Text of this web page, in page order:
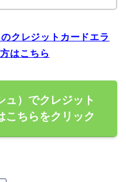
クレジットカードエラ
はこちら
ュ）でクレジット
こちらをクリック